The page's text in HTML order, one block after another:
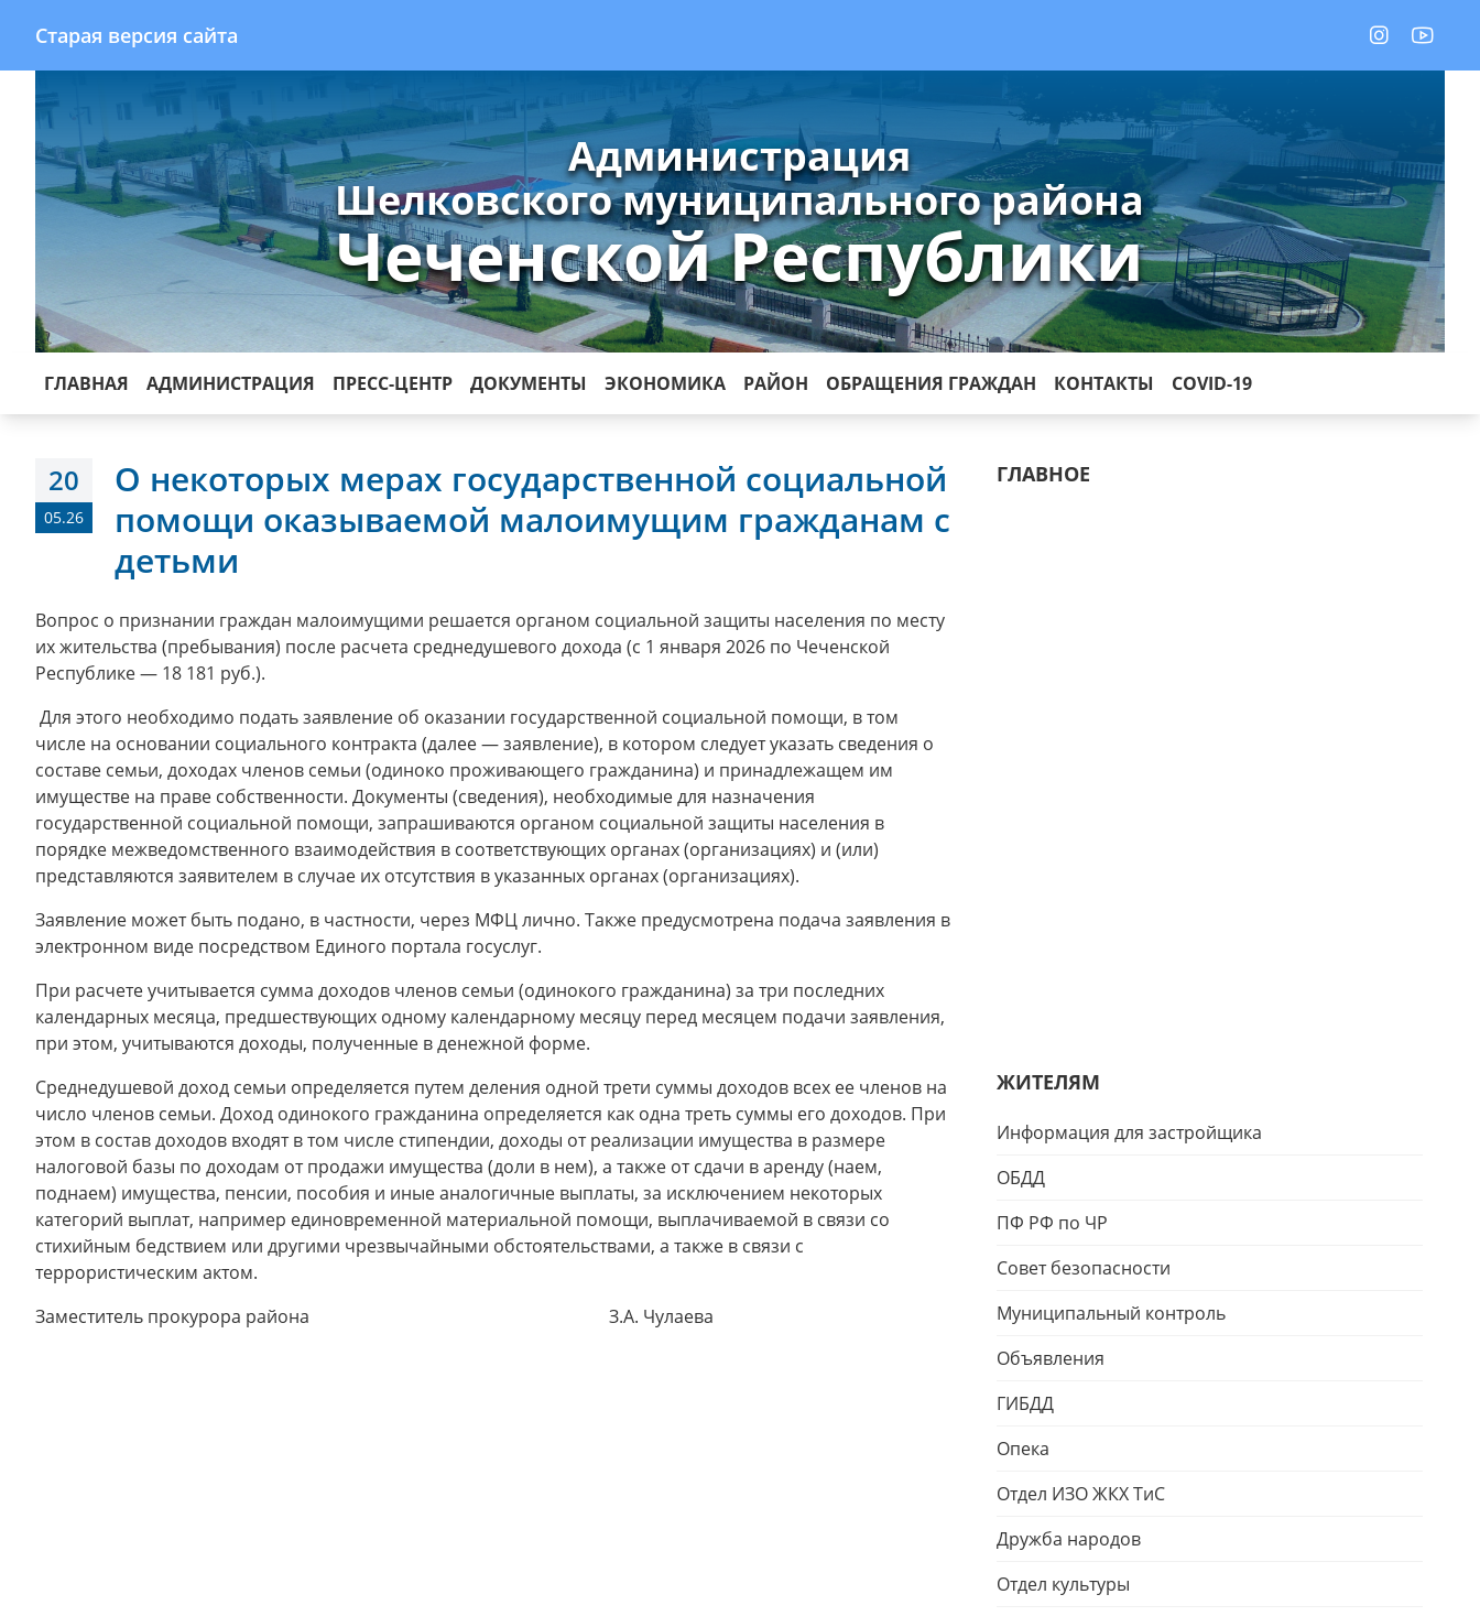
Старая версия сайта
Администрация
Шелковского муниципального района
Чеченской Республики
ГЛАВНАЯ АДМИНИСТРАЦИЯ ПРЕСС-ЦЕНТР ДОКУМЕНТЫ ЭКОНОМИКА РАЙОН ОБРАЩЕНИЯ ГРАЖДАН КОНТАКТЫ COVID-19
20
05.26
О некоторых мерах государственной социальной
помощи оказываемой малоимущим гражданам с
детьми
Вопрос о признании граждан малоимущими решается органом социальной защиты населения по месту
их жительства (пребывания) после расчета среднедушевого дохода (с 1 января 2026 по Чеченской
Республике — 18 181 руб.).
Для этого необходимо подать заявление об оказании государственной социальной помощи, в том
числе на основании социального контракта (далее — заявление), в котором следует указать сведения о
составе семьи, доходах членов семьи (одиноко проживающего гражданина) и принадлежащем им
имуществе на праве собственности. Документы (сведения), необходимые для назначения
государственной социальной помощи, запрашиваются органом социальной защиты населения в
порядке межведомственного взаимодействия в соответствующих органах (организациях) и (или)
представляются заявителем в случае их отсутствия в указанных органах (организациях).
Заявление может быть подано, в частности, через МФЦ лично. Также предусмотрена подача заявления в
электронном виде посредством Единого портала госуслуг.
При расчете учитывается сумма доходов членов семьи (одинокого гражданина) за три последних
календарных месяца, предшествующих одному календарному месяцу перед месяцем подачи заявления,
при этом, учитываются доходы, полученные в денежной форме.
Среднедушевой доход семьи определяется путем деления одной трети суммы доходов всех ее членов на
число членов семьи. Доход одинокого гражданина определяется как одна треть суммы его доходов. При
этом в состав доходов входят в том числе стипендии, доходы от реализации имущества в размере
налоговой базы по доходам от продажи имущества (доли в нем), а также от сдачи в аренду (наем,
поднаем) имущества, пенсии, пособия и иные аналогичные выплаты, за исключением некоторых
категорий выплат, например единовременной материальной помощи, выплачиваемой в связи со
стихийным бедствием или другими чрезвычайными обстоятельствами, а также в связи с
террористическим актом.
Заместитель прокурора района З.А. Чулаева
ГЛАВНОЕ
ЖИТЕЛЯМ
Информация для застройщика
ОБДД
ПФ РФ по ЧР
Совет безопасности
Муниципальный контроль
Объявления
ГИБДД
Опека
Отдел ИЗО ЖКХ ТиС
Дружба народов
Отдел культуры